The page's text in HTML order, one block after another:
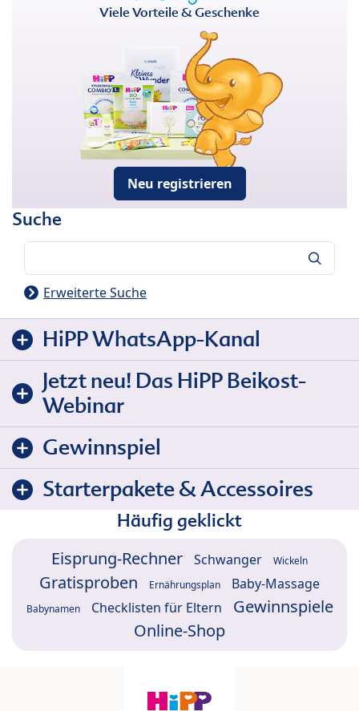
Viele Vorteile & Geschenke
Neu registrieren
Suche
Erweiterte Suche
HiPP WhatsApp-Kanal
Jetzt neu! Das HiPP Beikost-
Webinar
Gewinnspiel
Starterpakete & Accessoires
Häufig geklickt
Eisprung-Rechner Schwanger Wickeln
Gratisproben Ernährungsplan Baby-Massage
Babynamen Checklisten für Eltern
Gewinnspiele
Online-Shop